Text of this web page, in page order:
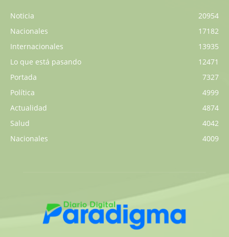
Noticia
20954
Nacionales
17182
Internacionales
13935
Lo que está pasando
12471
Portada
7327
Política
4999
Actualidad
4874
Salud
4042
Nacionales
4009